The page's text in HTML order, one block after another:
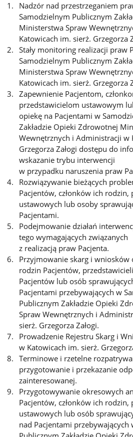
Nadzór nad przestrzeganiem
Samodzielnym Publicznym
Ministerstwa Spraw
Katowicach im. sierż. Grzegorza
Stały monitoring realizacji praw
Samodzielnym Publicznym
Ministerstwa Spraw
Katowicach im. sierż. Grzegorza
Zapewnienie Pacjentom,
przedstawicielom ustawowym
opiekę na Pacjentami w
Zakładzie Opieki Zdrowotnej
Wewnętrznych i Administracji w
Grzegorza Załogi dostępu do
wskazanie trybu interwencji
w przypadku naruszenia praw
Rozwiązywanie bieżących
Pacjentów, członków ich rodzin,
ustawowych lub osoby
Pacjentami.
Podejmowanie działań
tego wymagających związanych
z realizacją praw Pacjenta.
Przyjmowanie skarg i wniosków
rodzin Pacjentów,
Pacjentów lub osób
Pacjentami przebywających w
Publicznym Zakładzie Opieki
Spraw Wewnętrznych i
sierż. Grzegorza Załogi.
Prowadzenie Rejestru Skarg i
w Katowicach im. sierż.
Terminowe i rzetelne
przygotowanie i przekazanie
zainteresowanej.
Przygotowywanie okresowych
Pacjentów, członków ich rodzin,
ustawowych lub osób
nad Pacjentami przebywających